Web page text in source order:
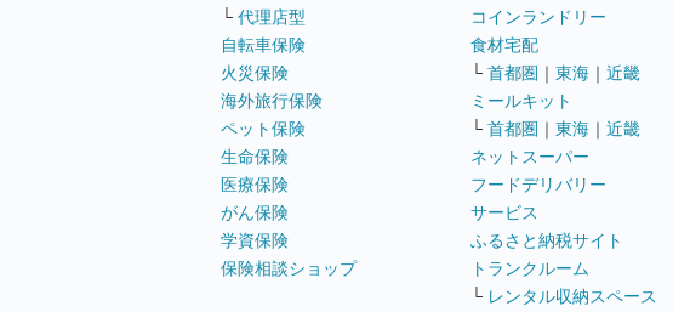
└ 代理店型
自転車保険
火災保険
海外旅行保険
ペット保険
生命保険
医療保険
がん保険
学資保険
保険相談ショップ
コインランドリー
食材宅配
└ 首都圏 ｜ 東海 ｜ 近畿
ミールキット
└ 首都圏 ｜ 東海 ｜ 近畿
ネットスーパー
フードデリバリー
サービス
ふるさと納税サイト
トランクルーム
└ レンタル収納スペース